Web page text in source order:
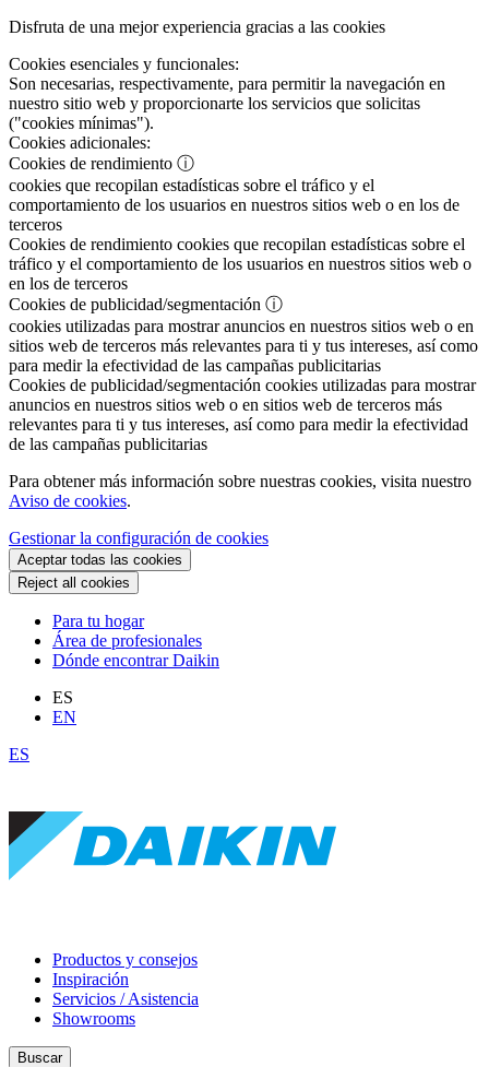
Disfruta de una mejor experiencia gracias a las cookies
Cookies esenciales y funcionales:
Son necesarias, respectivamente, para permitir la navegación en
nuestro sitio web y proporcionarte los servicios que solicitas
("cookies mínimas").
Cookies adicionales:
Cookies de rendimiento ⓘ
cookies que recopilan estadísticas sobre el tráfico y el
comportamiento de los usuarios en nuestros sitios web o en los de
terceros
Cookies de rendimiento cookies que recopilan estadísticas sobre el
tráfico y el comportamiento de los usuarios en nuestros sitios web o
en los de terceros
Cookies de publicidad/segmentación ⓘ
cookies utilizadas para mostrar anuncios en nuestros sitios web o en
sitios web de terceros más relevantes para ti y tus intereses, así como
para medir la efectividad de las campañas publicitarias
Cookies de publicidad/segmentación cookies utilizadas para mostrar
anuncios en nuestros sitios web o en sitios web de terceros más
relevantes para ti y tus intereses, así como para medir la efectividad
de las campañas publicitarias
Para obtener más información sobre nuestras cookies, visita nuestro
Aviso de cookies.
Gestionar la configuración de cookies
Aceptar todas las cookies
Reject all cookies
Para tu hogar
Área de profesionales
Dónde encontrar Daikin
ES
EN
ES
Productos y consejos
Inspiración
Servicios / Asistencia
Showrooms
Buscar